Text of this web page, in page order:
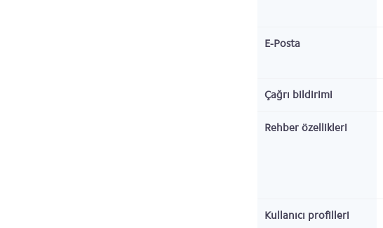
E-Posta
Çağrı bildirimi
Rehber özellikleri
Kullanıcı profilleri